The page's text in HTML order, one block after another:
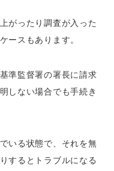
がったり調査が入った
ケースもあります。
準監督署の署長に請求
しない場合でも手続き
いる状態で、それを無
するとトラブルになる